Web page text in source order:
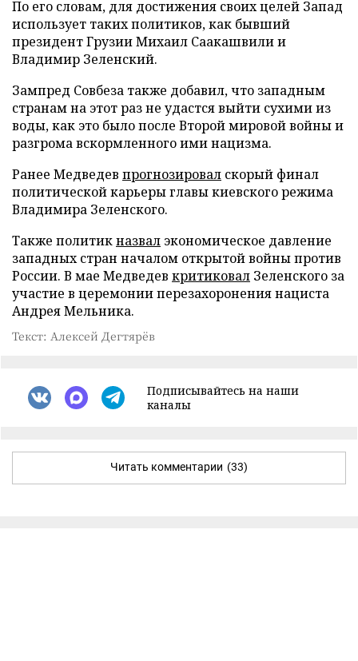
По его словам, для достижения своих целей Запад
использует таких политиков, как бывший
президент Грузии Михаил Саакашвили и
Владимир Зеленский.
Зампред Совбеза также добавил, что западным
странам на этот раз не удастся выйти сухими из
воды, как это было после Второй мировой войны и
разгрома вскормленного ими нацизма.
Ранее Медведев прогнозировал скорый финал
политической карьеры главы киевского режима
Владимира Зеленского.
Также политикназвал экономическое давление
западных стран началом открытой войны против
России. В мае Медведев критиковал Зеленского за
участие в церемонии перезахоронения нациста
Андрея Мельника.
Текст: Алексей Дегтярёв
Подписывайтесь на наши
каналы
Читать комментарии (33)